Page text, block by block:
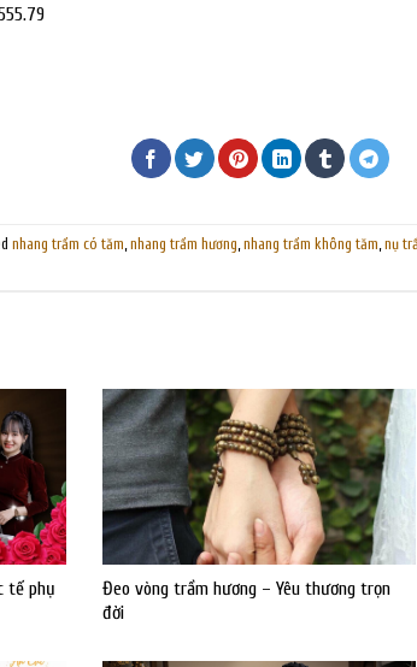
nhang trầm có tăm,nhang trầm hương,nhang trầm không tăm,nụ
tế phụ
Đeo vòng trầm hương – Yêu thương trọn
đời